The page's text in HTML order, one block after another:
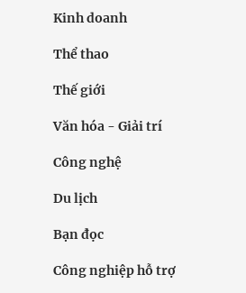
Kinh doanh
Thể thao
Thế giới
Văn hóa - Giải trí
Công nghệ
Du lịch
Bạn đọc
Công nghiệp hỗ trợ